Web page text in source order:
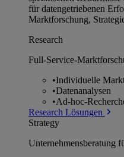
für datengetriebenen
Marktforschung,
Research
Full-Service-
•Individuelle
•Datenanalysen
•Ad-hoc-
Research Lösungen
Strategy
Unternehmens­beratung